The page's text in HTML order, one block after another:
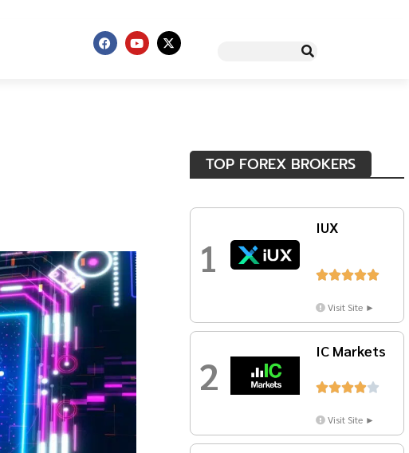
TOP FOREX BROKERS
1
IUX

Visit Site ►
2
IC Markets

Visit Site ►